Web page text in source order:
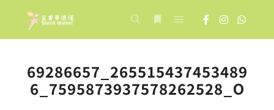
69286657_265515437453489
6_7595873937578262528_O